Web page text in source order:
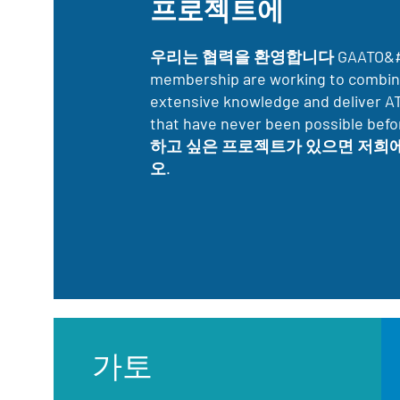
프로젝트에
우리는 협력을 환영합니다
membership are working to
extensive knowledge and deliver
that have never been possible
하고 싶은 프로젝트가 있으면 저희
오.
가토